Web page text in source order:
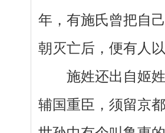
年，有施氏曾把自
朝灭亡后，便有人
施姓还出自姬姓
辅国重臣，须留京